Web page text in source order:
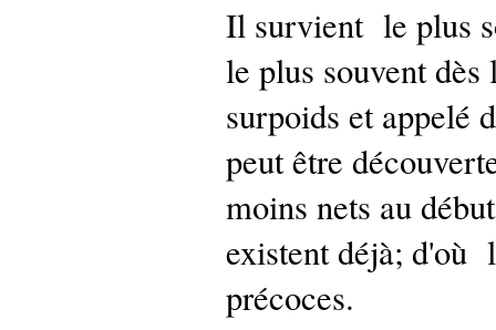
Il survient le plus
le plus souvent
surpoids et appelé
peut être
moins nets au
existent déjà; d'où
précoces.